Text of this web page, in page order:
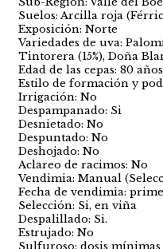
Suelos: Arcilla roja
Exposición: Norte
Variedades de uva:
Tintorera (15%), Doña
Edad de las cepas: 80 años
Estilo de formación y
Irrigación: No
Despampanado: Si
Desnietado: No
Despuntado: No
Deshojado: No
Aclareo de racimos: No
Vendimia: Manual
Fecha de vendimia:
Selección: Si, en viña
Despalillado: Si.
Estrujado: No
Sulfuroso: dosis